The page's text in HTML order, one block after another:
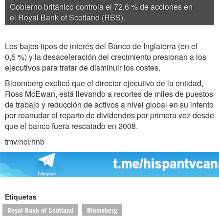
Gobierno británico controla el 72,6 % de acciones en
el Royal Bank of Scotland (RBS).
Los bajos tipos de interés del Banco de Inglaterra (en el
0,5 %) y la desaceleración del crecimiento presionan a los
ejecutivos para tratar de disminuir los costes.
Bloomberg explicó que el director ejecutivo de la entidad,
Ross McEwan, está llevando a recortes de miles de puestos
de trabajo y reducción de activos a nivel global en su intento
por reanudar el reparto de dividendos por primera vez desde
que el banco fuera rescatado en 2008.
tmv/ncl/hnb
Etiquetas
Royal Bank of Scotland Bloomberg